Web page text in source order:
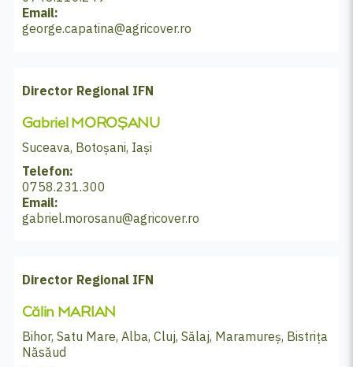
Email:
george.capatina@agricover.ro
Director Regional IFN
Gabriel MOROȘANU
Suceava, Botoșani, Iași
Telefon:
0758.231.300
Email:
gabriel.morosanu@agricover.ro
Director Regional IFN
Călin MARIAN
Bihor, Satu Mare, Alba, Cluj, Sălaj, Maramureș, Bistrița
Năsăud